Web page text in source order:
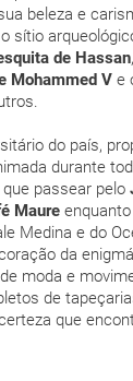
beleza e
sítio
de Hassan
Mohammed V e
do país,
durante
passear pelo
Maure
Medina e do
da
moda e
de
que
a
originados
da
o meu
tenho de
uma viagem